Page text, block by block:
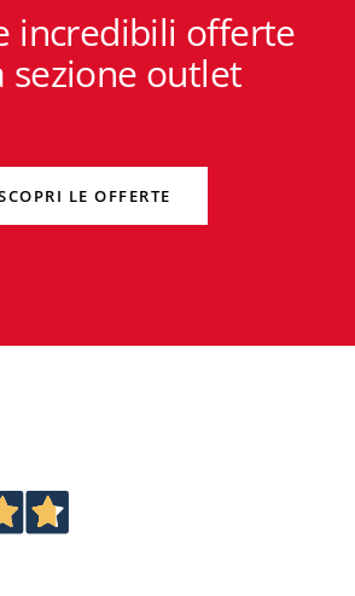
incredibili offerte
sezione outlet
LE OFFERTE